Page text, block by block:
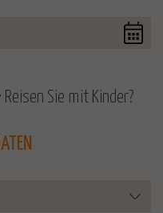
Reisen Sie mit Kinder?